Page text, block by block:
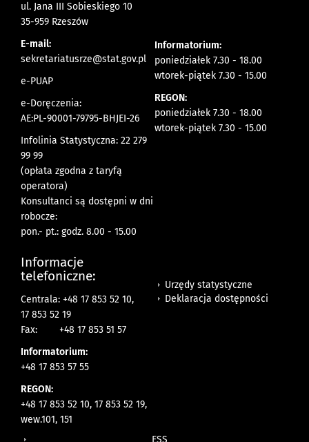
ul. Jana III Sobieskiego 10
35-959 Rzeszów
E-mail:
sekretariatusrze@stat.gov.pl
e-PUAP
e-Doręczenia:
AE:PL-90001-79795-BHJEI-26
Infolinia Statystyczna: 22 279
99 99
(opłata zgodna z taryfą
operatora)
Konsultanci są dostępni w dni
robocze:
pon.- pt.: godz. 8.00 - 15.00
Informatorium:
poniedziałek 7.30 - 18.00
wtorek-piątek 7.30 - 15.00
REGON:
poniedziałek 7.30 - 18.00
wtorek-piątek 7.30 - 15.00
Informacje
telefoniczne:
Centrala: +48 17 853 52 10,
17 853 52 19
Fax:
+48 17 853 51 57
Informatorium:
+48 17 853 57 55
REGON:
+48 17 853 52 10, 17 853 52 19,
wew.101, 151
Urzędy statystyczne
Deklaracja dostępności
ESS